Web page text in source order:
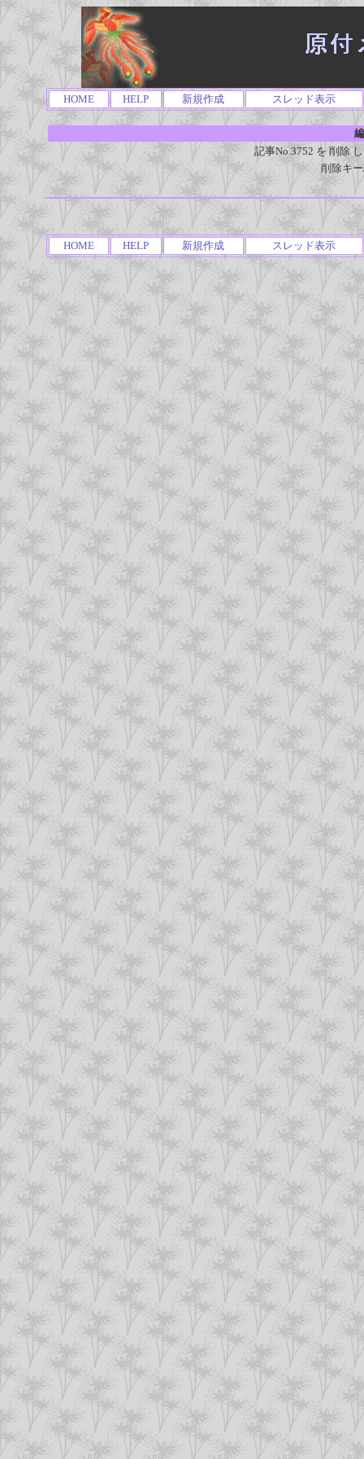
HOME HELP 新規作成 スレッド表示
記事No.3752 を 削除
削除キ
HOME HELP 新規作成 スレッド表示